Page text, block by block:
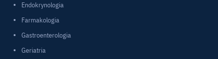
Endokrynologia
Farmakologia
Gastroenterologia
Geriatria